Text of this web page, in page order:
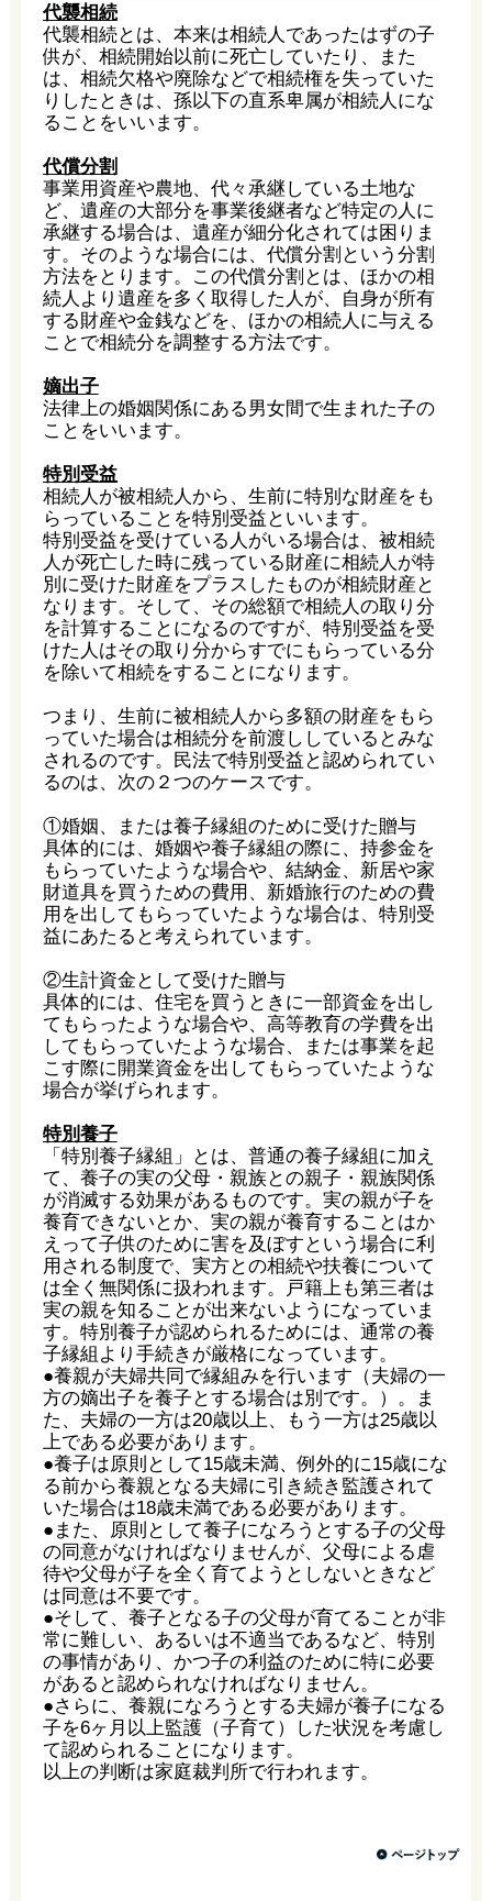
代襲相続
代襲相続とは、本来は相続人であったはずの子
供が、相続開始以前に死亡していたり、また
は、相続欠格や廃除などで相続権を失っていた
りしたときは、孫以下の直系卑属が相続人にな
ることをいいます。
代償分割
事業用資産や農地、代々承継している土地な
ど、遺産の大部分を事業後継者など特定の人に
承継する場合は、遺産が細分化されては困りま
す。そのような場合には、代償分割という分割
方法をとります。この代償分割とは、ほかの相
続人より遺産を多く取得した人が、自身が所有
する財産や金銭などを、ほかの相続人に与える
ことで相続分を調整する方法です。
嫡出子
法律上の婚姻関係にある男女間で生まれた子の
ことをいいます。
特別受益
相続人が被相続人から、生前に特別な財産をも
らっていることを特別受益といいます。
特別受益を受けている人がいる場合は、被相続
人が死亡した時に残っている財産に相続人が特
別に受けた財産をプラスしたものが相続財産と
なります。そして、その総額で相続人の取り分
を計算することになるのですが、特別受益を受
けた人はその取り分からすでにもらっている分
を除いて相続をすることになります。
つまり、生前に被相続人から多額の財産をもら
っていた場合は相続分を前渡ししているとみな
されるのです。民法で特別受益と認められてい
るのは、次の２つのケースです。
①婚姻、または養子縁組のために受けた贈与
具体的には、婚姻や養子縁組の際に、持参金を
もらっていたような場合や、結納金、新居や家
財道具を買うための費用、新婚旅行のための費
用を出してもらっていたような場合は、特別受
益にあたると考えられています。
②生計資金として受けた贈与
具体的には、住宅を買うときに一部資金を出し
てもらったような場合や、高等教育の学費を出
してもらっていたような場合、または事業を起
こす際に開業資金を出してもらっていたような
場合が挙げられます。
特別養子
「特別養子縁組」とは、普通の養子縁組に加え
て、養子の実の父母・親族との親子・親族関係
が消滅する効果があるものです。実の親が子を
養育できないとか、実の親が養育することはか
えって子供のために害を及ぼすという場合に利
用される制度で、実方との相続や扶養について
は全く無関係に扱われます。戸籍上も第三者は
実の親を知ることが出来ないようになっていま
す。特別養子が認められるためには、通常の養
子縁組より手続きが厳格になっています。
●養親が夫婦共同で縁組みを行います（夫婦の一
方の嫡出子を養子とする場合は別です。）。ま
た、夫婦の一方は20歳以上、もう一方は25歳以
上である必要があります。
●養子は原則として15歳未満、例外的に15歳にな
る前から養親となる夫婦に引き続き監護されて
いた場合は18歳未満である必要があります。
●また、原則として養子になろうとする子の父母
の同意がなければなりませんが、父母による虐
待や父母が子を全く育てようとしないときなど
は同意は不要です。
●そして、養子となる子の父母が育てることが非
常に難しい、あるいは不適当であるなど、特別
の事情があり、かつ子の利益のために特に必要
があると認められなければなりません。
●さらに、養親になろうとする夫婦が養子になる
子を6ヶ月以上監護（子育て）した状況を考慮し
て認められることになります。
以上の判断は家庭裁判所で行われます。